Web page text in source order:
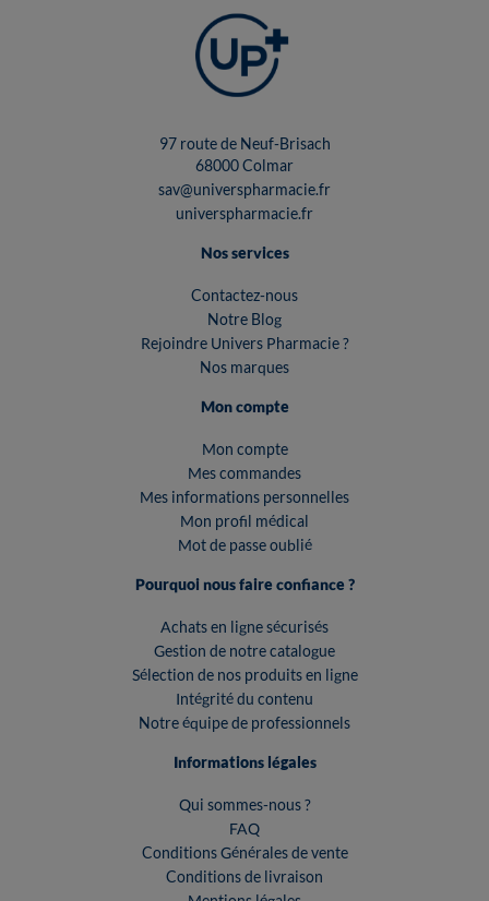
97 route de Neuf-Brisach
68000 Colmar
sav@universpharmacie.fr
universpharmacie.fr
Nos services
Contactez-nous
Notre Blog
Rejoindre Univers Pharmacie ?
Nos marques
Mon compte
Mon compte
Mes commandes
Mes informations personnelles
Mon profil médical
Mot de passe oublié
Pourquoi nous faire confiance ?
Achats en ligne sécurisés
Gestion de notre catalogue
Sélection de nos produits en ligne
Intégrité du contenu
Notre équipe de professionnels
Informations légales
Qui sommes-nous ?
FAQ
Conditions Générales de vente
Conditions de livraison